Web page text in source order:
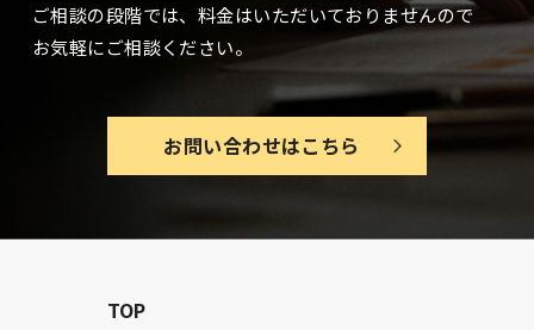
ご相談の段階では、料金はいただいておりませんので
お気軽にご相談ください。
お問い合わせはこちら
TOP